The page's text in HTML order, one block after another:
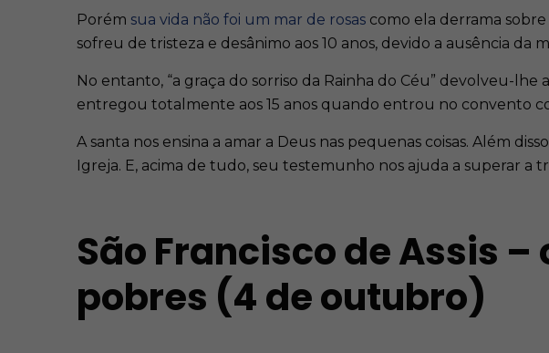
Porém sua vida não foi um mar de rosas como ela derrama
sofreu de tristeza e desânimo aos 10 anos, devido a ausência da
No entanto, “a graça do sorriso da Rainha do Céu” devolveu-
entregou totalmente aos 15 anos quando entrou no convento
A santa nos ensina a amar a Deus nas pequenas coisas. Além
Igreja. E, acima de tudo, seu testemunho nos ajuda a superar a
São Francisco de Assis
pobres (4 de outubro)